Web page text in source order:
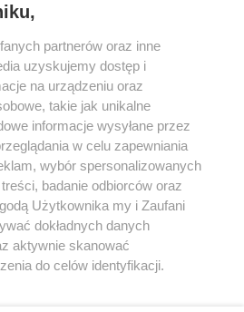
Redakcja Praca Kielce
partnerów oraz inne
uzyskujemy dostęp i
na urządzeniu oraz
takie jak unikalne
informacje wysyłane przez
w celu zapewniania
wybór spersonalizowanych
badanie odbiorców oraz
Użytkownika my i Zaufani
dokładnych danych
aktywnie skanować
do celów identyfikacji.